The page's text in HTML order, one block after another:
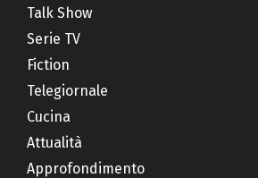
Talk Show
Serie TV
Fiction
Telegiornale
Cucina
Attualità
Approfondimento